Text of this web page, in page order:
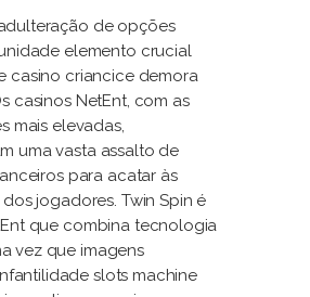
de opções
elemento crucial
casino criancice demora
casinos NetEnt, com as
mais elevadas,
uma vasta assalto de
para acatar às
jogadores. Twin Spin é
que combina tecnologia
vez que imagens
slots machine